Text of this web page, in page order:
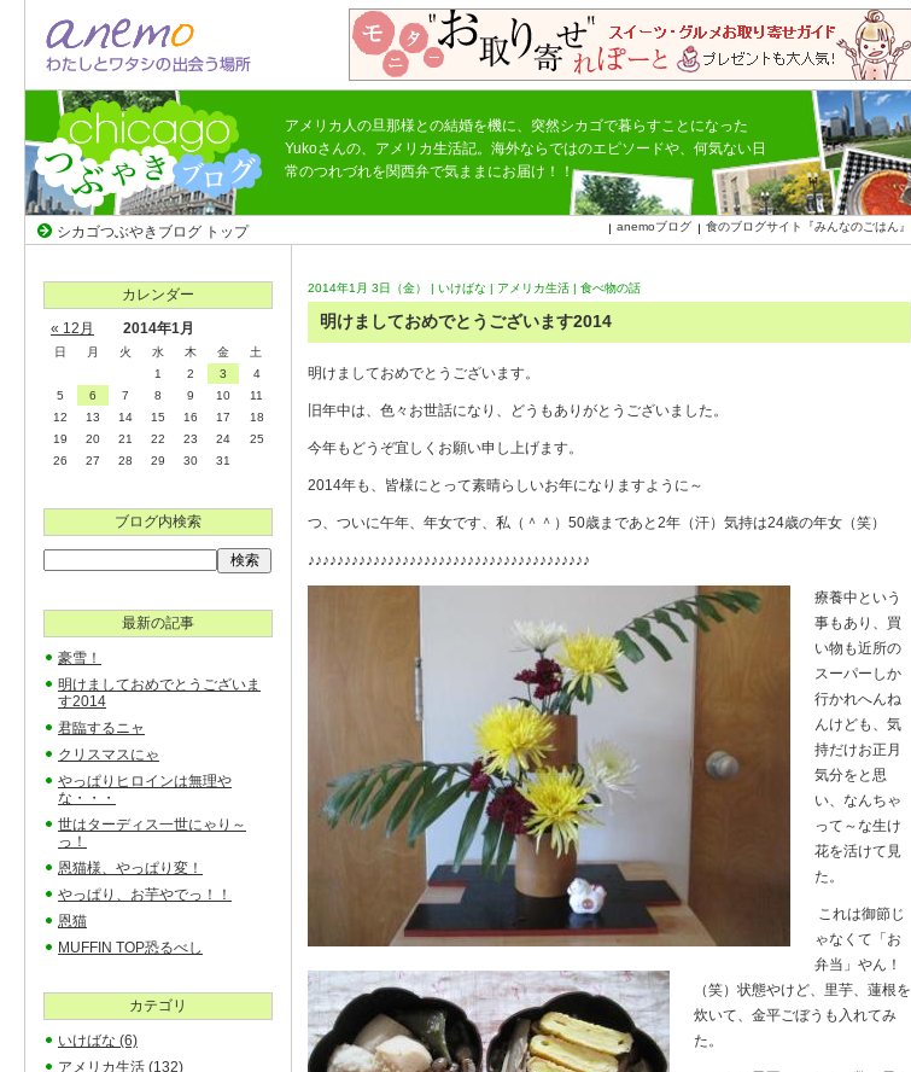
アメリカ人の旦那様との結婚を機に、突然シカゴで暮らすことになった
Yukoさんの、アメリカ生活記。海外ならではのエピソードや、何気ない日
常のつれづれを関西弁で気ままにお届け！！
シカゴつぶやきブログ トップ anemoブログ 食のブログサイト『みんなのごはん』
2014年1月 3日（金） | いけばな | アメリカ生活 | 食べ物の話
明けましておめでとうございます2014
明けましておめでとうございます。
旧年中は、色々お世話になり、どうもありがとうございました。
今年もどうぞ宜しくお願い申し上げます。
2014年も、皆様にとって素晴らしいお年になりますように～
つ、ついに午年、年女です、私（＾＾）50歳まであと2年（汗）気持は24歳の年女（笑）
♪♪♪♪♪♪♪♪♪♪♪♪♪♪♪♪♪♪♪♪♪♪♪♪♪♪♪♪♪♪♪♪♪♪♪♪♪♪♪
療養中という
事もあり、買
い物も近所の
スーパーしか
行かれへんね
んけども、気
持だけお正月
気分をと思
い、なんちゃ
って～な生け
花を活けて見
た。
これは御節じ
ゃなくて「お
弁当」やん！
（笑）状態やけど、里芋、蓮根を
炊いて、金平ごぼうも入れてみ
た。
カレンダー
« 12月
2014年1月
日 月 火 水 木 金
土
1
2 3
4
5
6 7 8 9 10
11
12
13 14 15 16 17
18
19
20 21 22 23 24
25
26
27 28 29 30 31
ブログ内検索
最新の記事
豪雪！
明けましておめでとうございま
す2014
君臨するニャ
クリスマスにゃ
やっぱりヒロインは無理や
な・・・
世はターディス一世にゃり～
っ！
恩猫様、やっぱり変！
やっぱり、お芋やでっ！！
恩猫
MUFFIN TOP恐るべし
カテゴリ
いけばな (6)
アメリカ生活 (132)